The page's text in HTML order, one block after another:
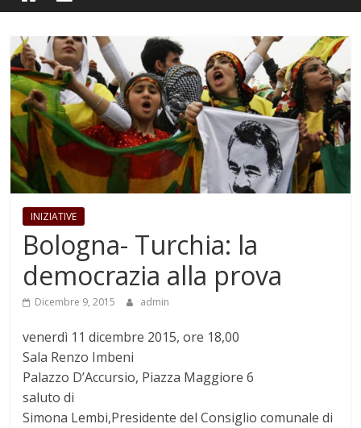
INIZIATIVE
Bologna- Turchia: la
democrazia alla prova
Dicembre 9, 2015 admin
venerdì 11 dicembre 2015, ore 18,00
Sala Renzo Imbeni
Palazzo D’Accursio, Piazza Maggiore 6
saluto di
Simona Lembi,Presidente del Consiglio comunale di